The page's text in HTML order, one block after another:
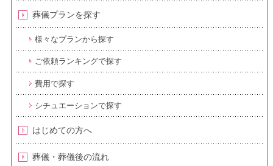
葬儀プランを探す
様々なプランから探す
ご依頼ランキングで探す
費用で探す
シチュエーションで探す
はじめての方へ
葬儀・葬儀後の流れ